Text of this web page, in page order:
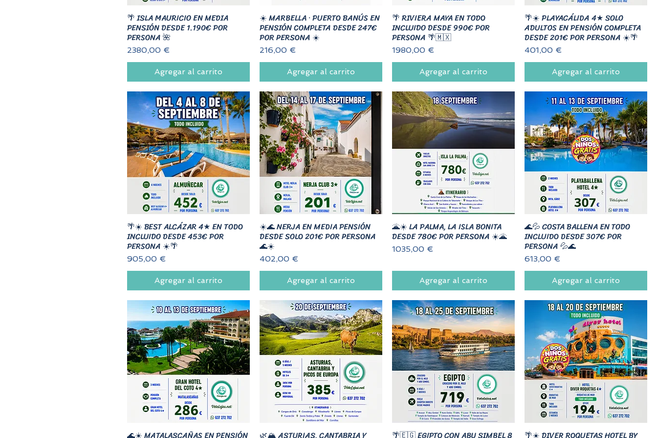
🌴 ISLA MAURICIO EN MEDIA
PENSIÓN DESDE 1.190€ POR
PERSONA 🌺
Precio
2380,00 €
Agregar al carrito
☀️ MARBELLA · PUERTO BANÚS EN
PENSIÓN COMPLETA DESDE 247€
POR PERSONA ☀️
Precio
216,00 €
Agregar al carrito
🌴 RIVIERA MAYA EN TODO
INCLUIDO DESDE 990€ POR
PERSONA 🌴🇲🇽
Precio
1980,00 €
Agregar al carrito
🌴☀️ PLAYACÁLIDA 4★ SOLO
ADULTOS EN PENSIÓN COMPLETA
DESDE 201€ POR PERSONA ☀️🌴
Precio
401,00 €
Agregar al carrito
🌴☀️ BEST ALCÁZAR 4★ EN TODO
INCLUIDO DESDE 453€ POR
PERSONA ☀️🌴
Precio
905,00 €
Agregar al carrito
☀️🌊 NERJA EN MEDIA PENSIÓN
DESDE SOLO 201€ POR PERSONA
🌊☀️
Precio
402,00 €
Agregar al carrito
🌋☀️ LA PALMA, LA ISLA BONITA
DESDE 780€ POR PERSONA ☀️🌋
Precio
1035,00 €
Agregar al carrito
🌊💦 COSTA BALLENA EN TODO
INCLUIDO DESDE 307€ POR
PERSONA 💦🌊
Precio
613,00 €
Agregar al carrito